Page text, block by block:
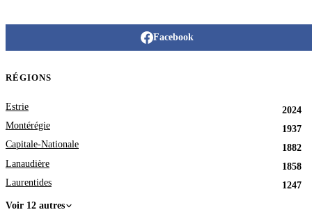
Facebook
RÉGIONS
Estrie
2024
Montérégie
1937
Capitale-Nationale
1882
Lanaudière
1858
Laurentides
1247
Voir 12 autres